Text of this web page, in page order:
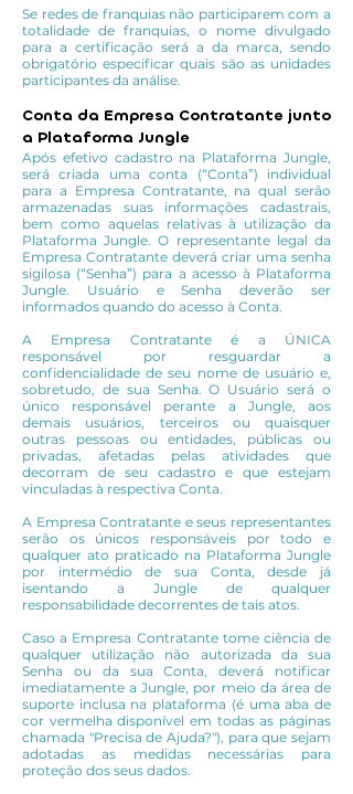
Se redes de franquias não participarem com a
totalidade de franquias, o nome divulgado
para a certificação será a da marca, sendo
obrigatório especificar quais são as unidades
participantes da análise.
Conta da Empresa Contratante junto
a Plataforma Jungle
Após efetivo cadastro na Plataforma Jungle,
será criada uma conta (“Conta”) individual
para a Empresa Contratante, na qual serão
armazenadas suas informações cadastrais,
bem como aquelas relativas à utilização da
Plataforma Jungle. O representante legal da
Empresa Contratante deverá criar uma senha
sigilosa (“Senha”) para a acesso à Plataforma
Jungle. Usuário e Senha deverão ser
informados quando do acesso à Conta.
A Empresa Contratante é a ÚNICA
responsável por resguardar a
confidencialidade de seu nome de usuário e,
sobretudo, de sua Senha. O Usuário será o
único responsável perante a Jungle, aos
demais usuários, terceiros ou quaisquer
outras pessoas ou entidades, públicas ou
privadas, afetadas pelas atividades que
decorram de seu cadastro e que estejam
vinculadas à respectiva Conta.
A Empresa Contratante e seus representantes
serão os únicos responsáveis por todo e
qualquer ato praticado na Plataforma Jungle
por intermédio de sua Conta, desde já
isentando a Jungle de qualquer
responsabilidade decorrentes de tais atos.
Caso a Empresa Contratante tome ciência de
qualquer utilização não autorizada da sua
Senha ou da sua Conta, deverá notificar
imediatamente a Jungle, por meio da área de
suporte inclusa na plataforma (é uma aba de
cor vermelha disponível em todas as páginas
chamada "Precisa de Ajuda?"), para que sejam
adotadas as medidas necessárias para
proteção dos seus dados.